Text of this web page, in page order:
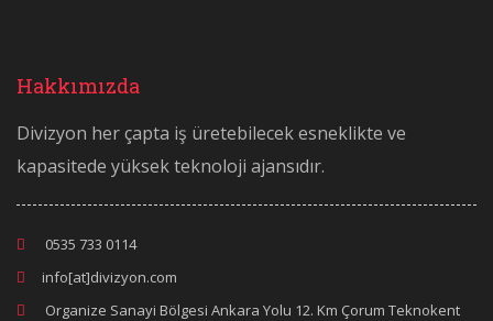
Hakkımızda
Divizyon her çapta iş üretebilecek esneklikte ve
kapasitede yüksek teknoloji ajansıdır.
0535 733 0114
info[at]divizyon.com
Organize Sanayi Bölgesi Ankara Yolu 12. Km Çorum Teknokent